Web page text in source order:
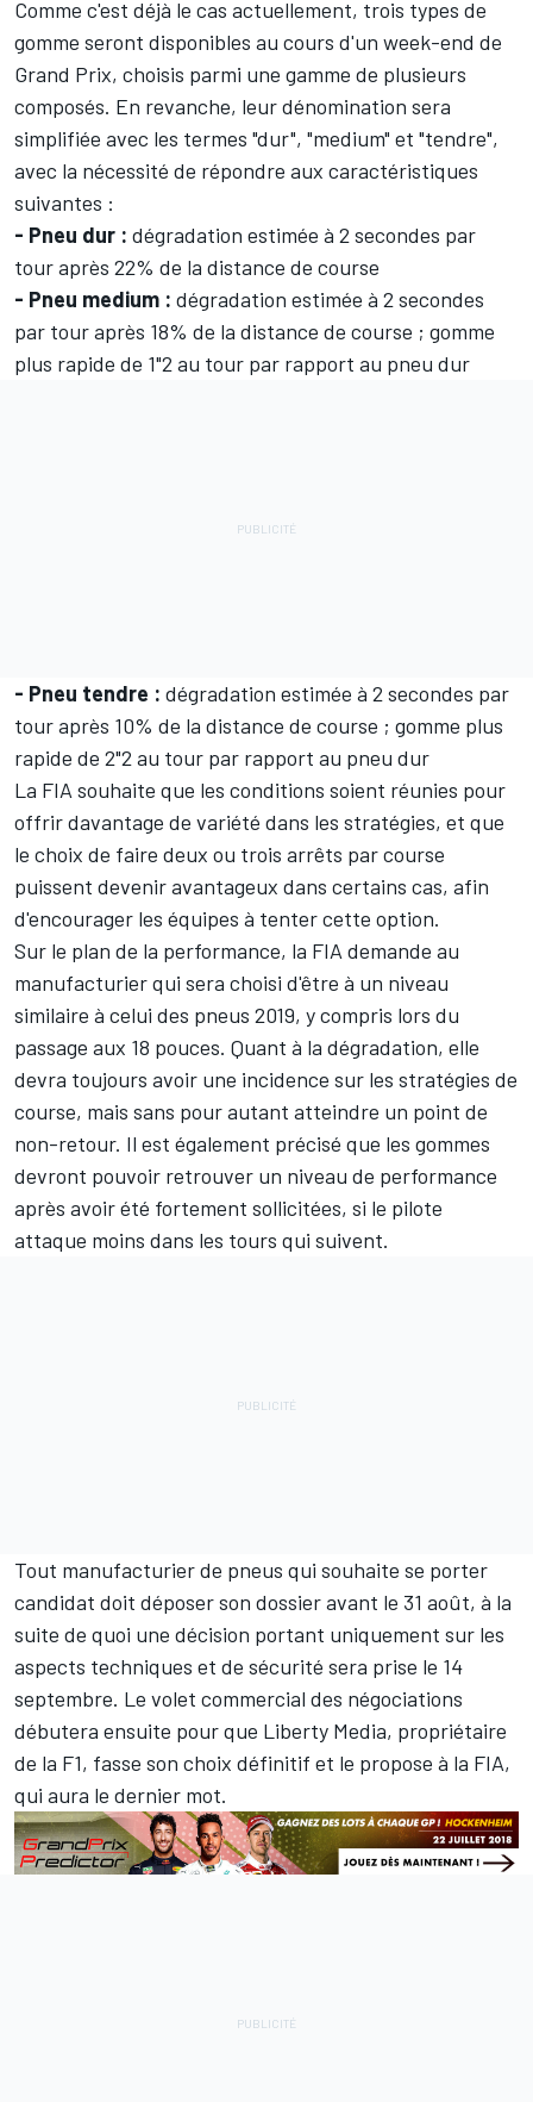
Comme c'est déjà le cas actuellement, trois types de
gomme seront disponibles au cours d'un week-end de
Grand Prix, choisis parmi une gamme de plusieurs
composés. En revanche, leur dénomination sera
simplifiée avec les termes "dur", "medium" et "tendre",
avec la nécessité de répondre aux caractéristiques
suivantes :
- Pneu dur : dégradation estimée à 2 secondes par
tour après 22% de la distance de course
- Pneu medium : dégradation estimée à 2 secondes
par tour après 18% de la distance de course ; gomme
plus rapide de 1"2 au tour par rapport au pneu dur
- Pneu tendre : dégradation estimée à 2 secondes par
tour après 10% de la distance de course ; gomme plus
rapide de 2"2 au tour par rapport au pneu dur
La FIA souhaite que les conditions soient réunies pour
offrir davantage de variété dans les stratégies, et que
le choix de faire deux ou trois arrêts par course
puissent devenir avantageux dans certains cas, afin
d'encourager les équipes à tenter cette option.
Sur le plan de la performance, la FIA demande au
manufacturier qui sera choisi d'être à un niveau
similaire à celui des pneus 2019, y compris lors du
passage aux 18 pouces. Quant à la dégradation, elle
devra toujours avoir une incidence sur les stratégies de
course, mais sans pour autant atteindre un point de
non-retour. Il est également précisé que les gommes
devront pouvoir retrouver un niveau de performance
après avoir été fortement sollicitées, si le pilote
attaque moins dans les tours qui suivent.
Tout manufacturier de pneus qui souhaite se porter
candidat doit déposer son dossier avant le 31 août, à la
suite de quoi une décision portant uniquement sur les
aspects techniques et de sécurité sera prise le 14
septembre. Le volet commercial des négociations
débutera ensuite pour que Liberty Media, propriétaire
de la F1, fasse son choix définitif et le propose à la FIA,
qui aura le dernier mot.